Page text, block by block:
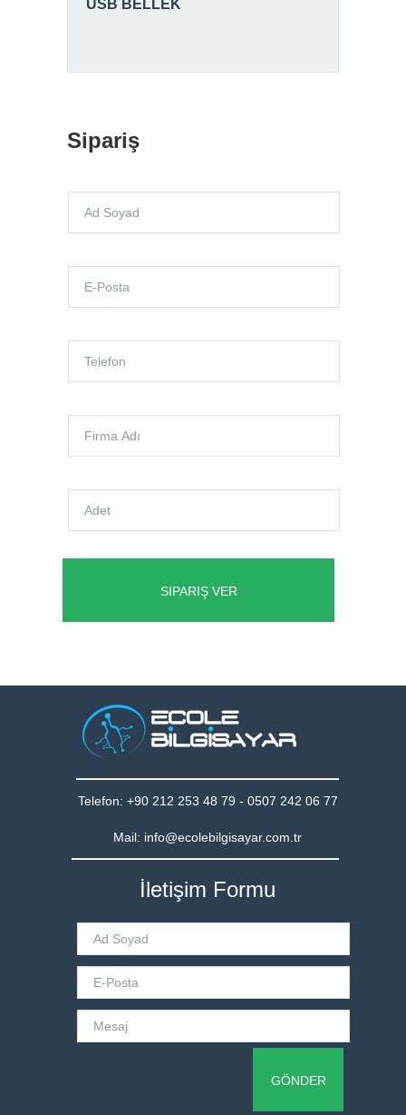
USB BELLEK
Sipariş
Telefon: +90 212 253 48 79 - 0507 242 06 77
Mail: info@ecolebilgisayar.com.tr
İletişim Formu